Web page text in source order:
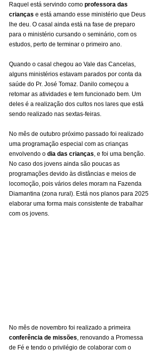
Raquel está servindo como professora das
crianças e está amando esse ministério que Deus
lhe deu. O casal ainda está na fase de preparo
para o ministério cursando o seminário, com os
estudos, perto de terminar o primeiro ano.
Quando o casal chegou ao Vale das Cancelas,
alguns ministérios estavam parados por conta da
saúde do Pr. José Tomaz. Danilo começou a
retomar as atividades e tem funcionado bem. Um
deles é a realização dos cultos nos lares que está
sendo realizado nas sextas-feiras.
No mês de outubro próximo passado foi realizado
uma programação especial com as crianças
envolvendo o dia das crianças , e foi uma benção.
No caso dos jovens ainda são poucas as
programações devido às distâncias e meios de
locomoção, pois vários deles moram na Fazenda
Diamantina (zona rural). Está nos planos para 2025
elaborar uma forma mais consistente de trabalhar
com os jovens.
No mês de novembro foi realizado a primeira
conferência de missões, renovando a Promessa
de Fé e tendo o privilégio de colaborar com o